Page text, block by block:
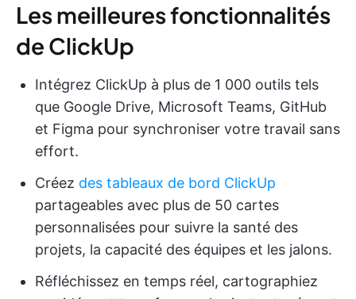
Les meilleures fonctionnalités
de ClickUp
Intégrez ClickUp à plus de 1 000 outils tels
que Google Drive, Microsoft Teams, GitHub
et Figma pour synchroniser votre travail sans
effort.
Créez des tableaux de bord ClickUp
partageables avec plus de 50 cartes
personnalisées pour suivre la santé des
projets, la capacité des équipes et les jalons.
Réfléchissez en temps réel, cartographiez